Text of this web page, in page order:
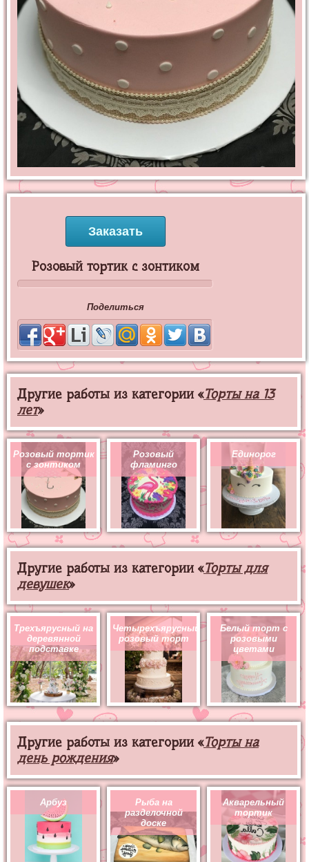
Заказать
Розовый тортик с зонтиком
Поделиться
Другие работы из категории «Торты на 13
лет»
Розовый тортик
с зонтиком
Розовый
фламинго
Единорог
Другие работы из категории «Торты для
девушек»
Трехъярусный на
деревянной
подставке
Четырехъярусный
розовый торт
Белый торт с
розовыми
цветами
Другие работы из категории «Торты на
день рождения»
Арбуз
Рыба на
разделочной
доске
Акварельный
тортик